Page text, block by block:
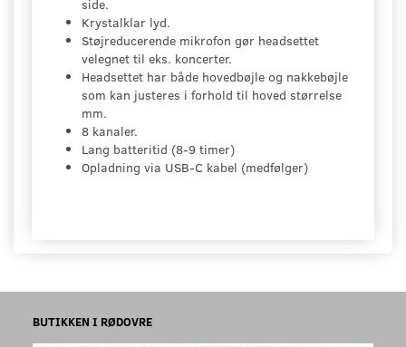
side.
Krystalklar lyd.
Støjreducerende mikrofon gør headsettet
velegnet til eks. koncerter.
Headsettet har både hovedbøjle og nakkebøjle
som kan justeres i forhold til hoved størrelse
mm.
8 kanaler.
Lang batteritid (8-9 timer)
Opladning via USB-C kabel (medfølger)
BUTIKKEN I RØDOVRE